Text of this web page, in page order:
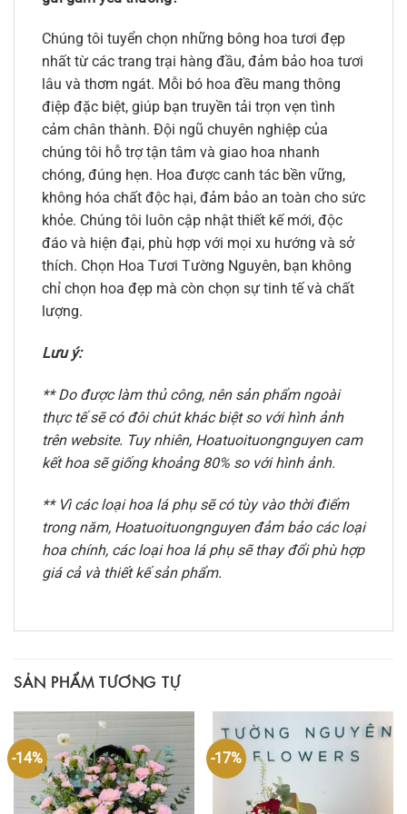
Chúng tôi tuyển chọn những bông hoa tươi đẹp
nhất từ các trang trại hàng đầu, đảm bảo hoa tươi
lâu và thơm ngát. Mỗi bó hoa đều mang thông
điệp đặc biệt, giúp bạn truyền tải trọn vẹn tình
cảm chân thành. Đội ngũ chuyên nghiệp của
chúng tôi hỗ trợ tận tâm và giao hoa nhanh
chóng, đúng hẹn. Hoa được canh tác bền vững,
không hóa chất độc hại, đảm bảo an toàn cho sức
khỏe. Chúng tôi luôn cập nhật thiết kế mới, độc
đáo và hiện đại, phù hợp với mọi xu hướng và sở
thích. Chọn Hoa Tươi Tường Nguyên, bạn không
chỉ chọn hoa đẹp mà còn chọn sự tinh tế và chất
lượng.
Lưu ý:
** Do được làm thủ công, nên sản phẩm ngoài
thực tế sẽ có đôi chút khác biệt so với hình ảnh
trên website. Tuy nhiên, Hoatuoituongnguyen cam
kết hoa sẽ giống khoảng 80% so với hình ảnh.
** Vì các loại hoa lá phụ sẽ có tùy vào thời điểm
trong năm, Hoatuoituongnguyen đảm bảo các loại
hoa chính, các loại hoa lá phụ sẽ thay đổi phù hợp
giá cả và thiết kế sản phẩm.
SẢN PHẨM TƯƠNG TỰ
-14% -17%